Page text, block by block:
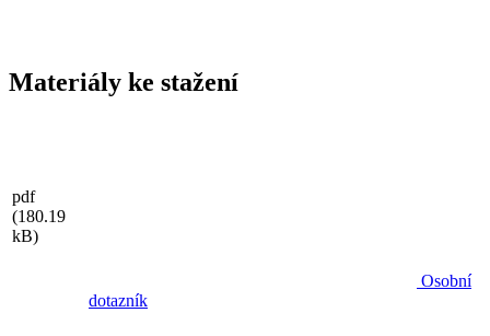
Materiály ke stažení
pdf
(180.19
kB)
Osobní
dotazník